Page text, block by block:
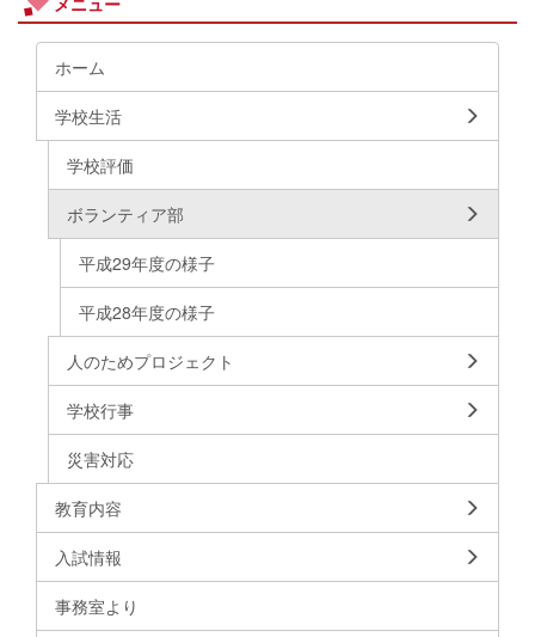
ホーム
学校生活
学校評価
ボランティア部
平成29年度の様子
平成28年度の様子
人のためプロジェクト
学校行事
災害対応
教育内容
入試情報
事務室より